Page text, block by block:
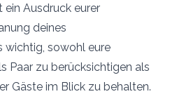
ein Ausdruck eurer
deines
wichtig, sowohl eure
Paar zu berücksichtigen als
Gäste im Blick zu behalten.